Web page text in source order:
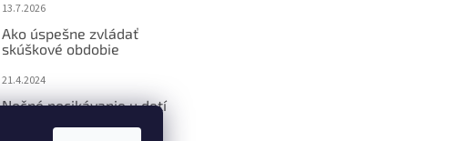
13.7.2026
Ako úspešne zvládať
skúškové obdobie
21.4.2024
Nočné pocikávanie u detí
Bachove esencie?